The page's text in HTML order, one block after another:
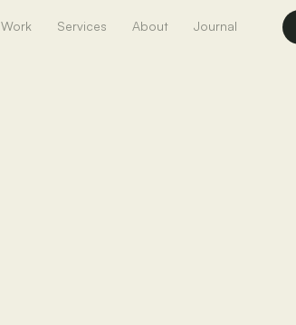
Work Services About Journal